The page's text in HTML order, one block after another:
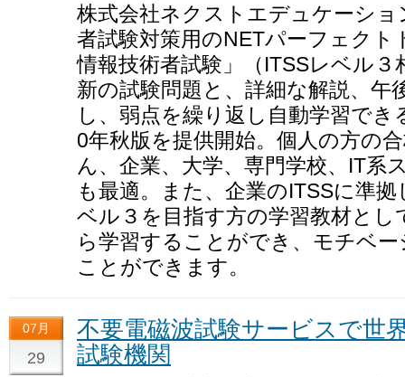
株式会社ネクストエデュケーシ
者試験対策用のNETパーフェクト
情報技術者試験」（ITSSレベル
新の試験問題と、詳細な解説、午
し、弱点を繰り返し自動学習で
0年秋版を提供開始。個人の方の
ん、企業、大学、専門学校、IT系
も最適。また、企業のITSSに準
ベル３を目指す方の学習教材とし
ら学習することができ、モチベ
ことができます。
07月
29
不要電磁波試験サービスで世
試験機関